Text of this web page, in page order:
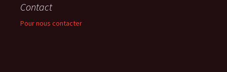
Contact
Pour nous contacter